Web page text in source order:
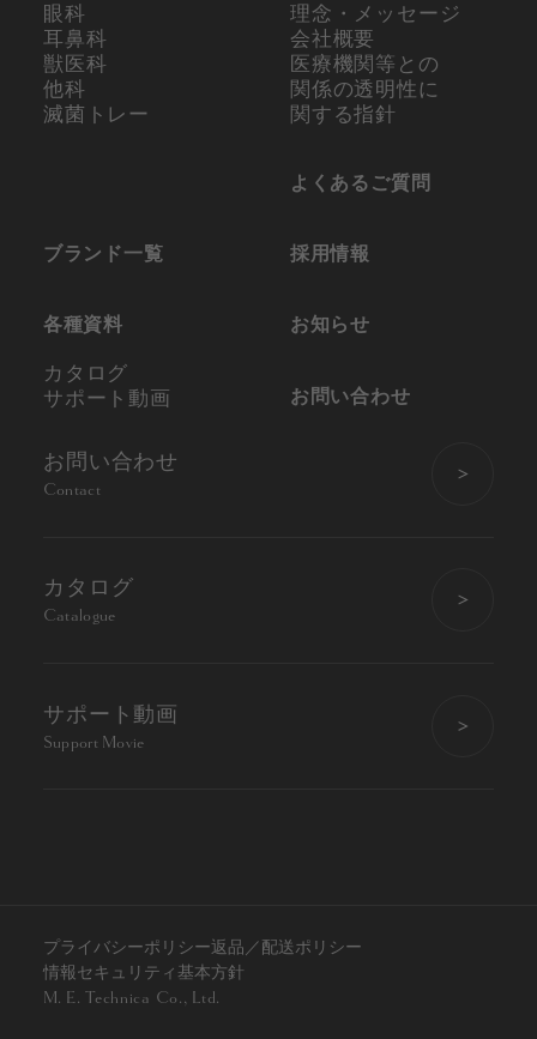
眼科
耳鼻科
獣医科
他科
滅菌トレー
ブランド一覧
各種資料
カタログ
サポート動画
理念・メッセージ
会社概要
医療機関等との
関係の透明性に
関する指針
よくあるご質問
採用情報
お知らせ
お問い合わせ
お問い合わせ
Contact
カタログ
Catalogue
サポート動画
Support Movie
プライバシーポリシー返品／配送ポリシー
情報セキュリティ基本方針
M. E. Technica Co., Ltd.